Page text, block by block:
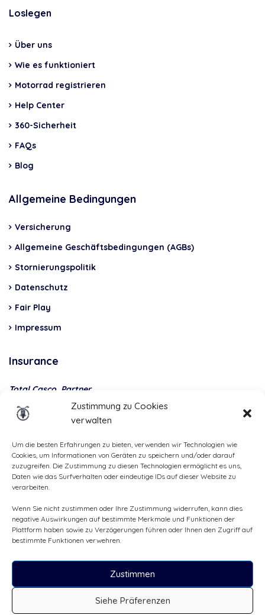
Zustimmung zu Cookies
verwalten
Um die besten Erfahrungen zu bieten, verwenden wir Technologien wie
Cookies, um Informationen von Geräten zu speichern und/oder darauf
zuzugreifen. Die Zustimmung zu diesen Technologien ermöglicht es uns,
Daten wie das Surfverhalten oder eindeutige IDs auf dieser Website zu
verarbeiten.
Wenn Sie nicht zustimmen oder Ihre Zustimmung widerrufen, kann dies
negative Auswirkungen auf bestimmte Merkmale und Funktionen der
Plattform haben sowie zu Verzögerungen führen oder Ihnen den Zugriff auf
bestimmte Funktionen verwehren.
Zustimmen
Siehe Präferenzen
Loslegen
Über uns
Wie es funktioniert
Motorrad registrieren
Help Center
360-Sicherheit
FAQs
Blog
Allgemeine Bedingungen
Versicherung
Allgemeine Geschäftsbedingungen (AGBs)
Stornierungspolitik
Datenschutz
Fair Play
Impressum
Insurance
Total Casco, Partner
payment
Alle Rechte vorbehalten, ©Cruizador 2026